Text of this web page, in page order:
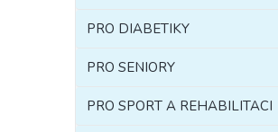
PRO DIABETIKY
PRO SENIORY
PRO SPORT A REHABILITACI